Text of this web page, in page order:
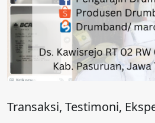
Transaksi, Testimoni,